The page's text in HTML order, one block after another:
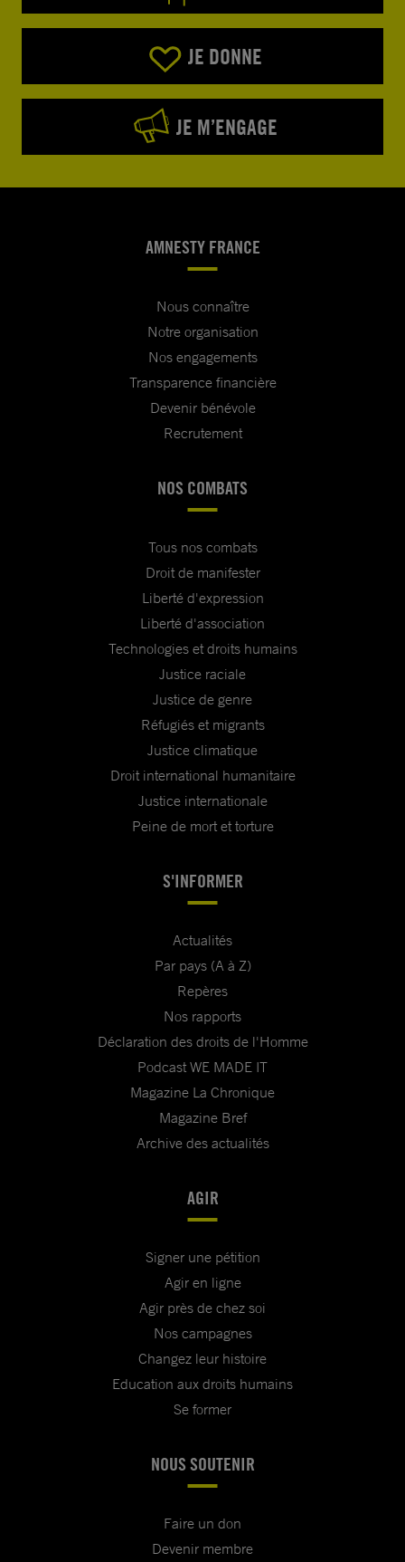
JE DONNE
JE M’ENGAGE
AMNESTY FRANCE
Nous connaître
Notre organisation
Nos engagements
Transparence financière
Devenir bénévole
Recrutement
NOS COMBATS
Tous nos combats
Droit de manifester
Liberté d'expression
Liberté d'association
Technologies et droits humains
Justice raciale
Justice de genre
Réfugiés et migrants
Justice climatique
Droit international humanitaire
Justice internationale
Peine de mort et torture
S'INFORMER
Actualités
Par pays (A à Z)
Repères
Nos rapports
Déclaration des droits de l'Homme
Podcast WE MADE IT
Magazine La Chronique
Magazine Bref
Archive des actualités
AGIR
Signer une pétition
Agir en ligne
Agir près de chez soi
Nos campagnes
Changez leur histoire
Education aux droits humains
Se former
NOUS SOUTENIR
Faire un don
Devenir membre